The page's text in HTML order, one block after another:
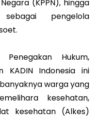
(KPPN), hingga
pengelola
Hukum,
KADIN Indonesia ini
warga yang
kesehatan,
kesehatan (Alkes)